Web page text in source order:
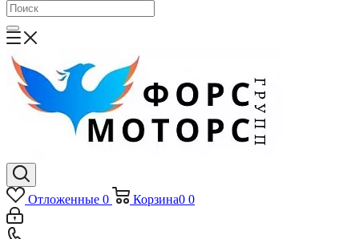
Отложенные 0 Корзина0 0